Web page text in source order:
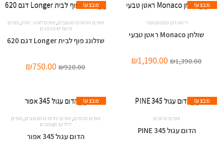
מבצע!
ריהוט רטן ובמבוק טבעי
שולחן Monaco ראטן טבעי
₪1,390.00
₪1,190.00
מבצע!
פופים והדומים מעוצבים פופים לאונג' וזולה פופים
פינות ישיבה פנים
שזלונג פוף לבית Longer דגם 620
₪920.00
₪750.00
מבצע!
פופים הדומים
הדום עגול 345 PINE
מבצע!
פופים הדומים, פופים והדומים מעוצבים, פופים
לילדים וקטנטנים
הדום עגול 345 אפור